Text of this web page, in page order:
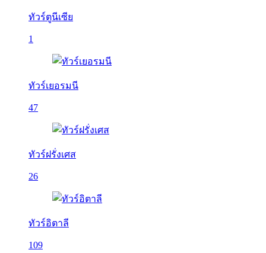
ทัวร์ตูนีเซีย
1
ทัวร์เยอรมนี
47
ทัวร์ฝรั่งเศส
26
ทัวร์อิตาลี
109